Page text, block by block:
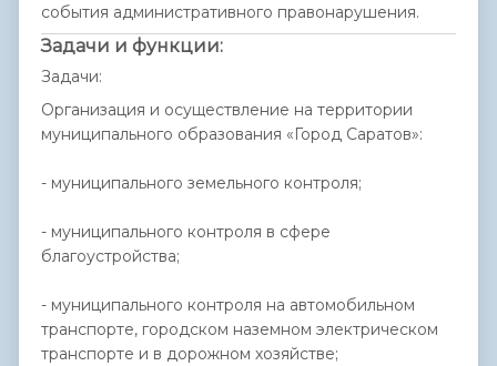
события административного правонарушения.
Задачи и функции:
Задачи:
Организация и осуществление на территории
муниципального образования «Город Саратов»:
- муниципального земельного контроля;
- муниципального контроля в сфере
благоустройства;
- муниципального контроля на автомобильном
транспорте, городском наземном электрическом
транспорте и в дорожном хозяйстве;